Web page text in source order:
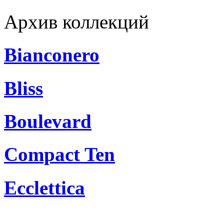
Архив коллекций
Bianconero
Bliss
Boulevard
Compact Ten
Ecclettica